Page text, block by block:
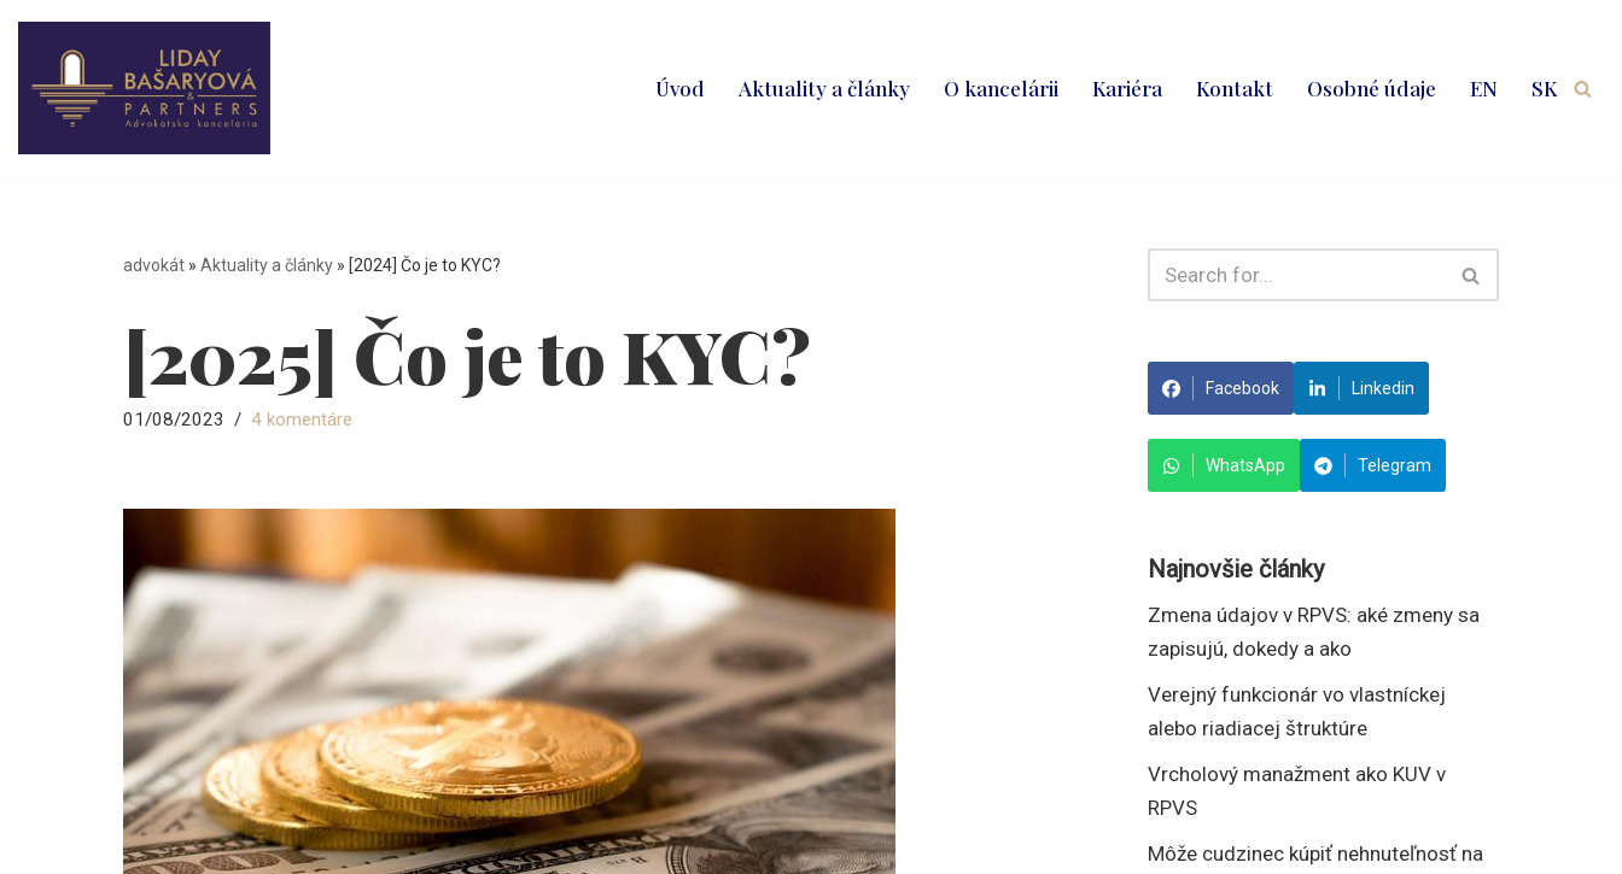
Preskočiť
Úvod Aktuality a články O kancelárii Kariéra Kontakt Osobné údaje EN SK
advokát » Aktuality a články » [2024] Čo je to KYC?
[2025] Čo je to KYC?
01/08/2023 4 komentáre
Facebook Linkedin
WhatsApp Telegram
Najnovšie články
Zmena údajov v RPVS: aké zmeny sa
zapisujú, dokedy a ako
Verejný funkcionár vo vlastníckej
alebo riadiacej štruktúre
Vrcholový manažment ako KUV v
RPVS
Môže cudzinec kúpiť nehnuteľnosť na